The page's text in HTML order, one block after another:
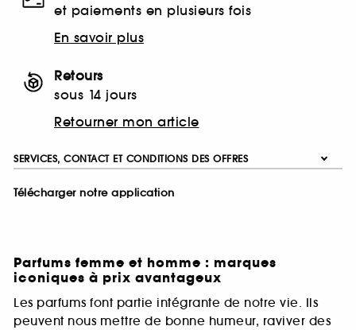
et paiements en plusieurs fois
En savoir plus
Retours
sous 14 jours
Retourner mon article
SERVICES, CONTACT ET CONDITIONS DES OFFRES
Télécharger notre application
Parfums femme et homme : marques
iconiques à prix avantageux
Les parfums font partie intégrante de notre vie. Ils
peuvent nous mettre de bonne humeur, raviver des